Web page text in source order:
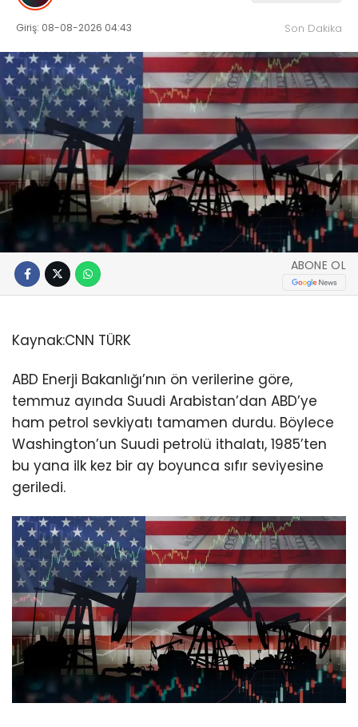
Giriş: 08-08-2026 04:43 Son Dakika
ABONE OL
Kaynak:CNN TÜRK
ABD Enerji Bakanlığı’nın ön verilerine göre,
temmuz ayında Suudi Arabistan’dan ABD’ye
ham petrol sevkiyatı tamamen durdu. Böylece
Washington’un Suudi petrolü ithalatı, 1985’ten
bu yana ilk kez bir ay boyunca sıfır seviyesine
geriledi.